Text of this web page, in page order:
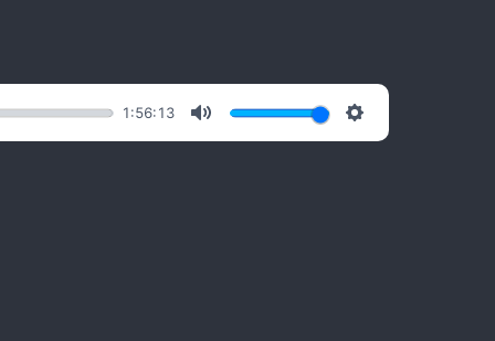
1:56:13
Mute Settings